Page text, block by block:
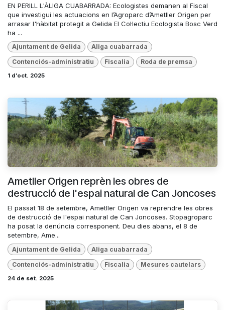
EN PERILL L'ÀLIGA CUABARRADA: Ecologistes demanen al Fiscal
que investigui les actuacions en l’Agroparc d’Ametller Origen per
arrasar l'hàbitat protegit a Gelida El Col·lectiu Ecologista Bosc Verd
ha ...
Ajuntament de Gelida Aliga cuabarrada
Contenciós-administratiu Fiscalia Roda de premsa
1 d’oct. 2025
Ametller Origen reprèn les obres de
destrucció de l'espai natural de Can Joncoses
El passat 18 de setembre, Ametller Origen va reprendre les obres
de destrucció de l'espai natural de Can Joncoses. Stopagroparc
ha posat la denúncia corresponent. Deu dies abans, el 8 de
setembre, Ame...
Ajuntament de Gelida Aliga cuabarrada
Contenciós-administratiu Fiscalia Mesures cautelars
24 de set. 2025